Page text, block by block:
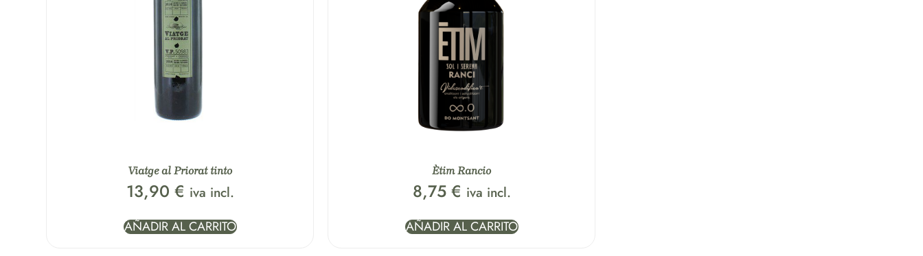
Viatge al Priorat tinto
13,90 € iva incl.
AÑADIR AL CARRITO
Ètim Rancio
8,75 € iva incl.
AÑADIR AL CARRITO